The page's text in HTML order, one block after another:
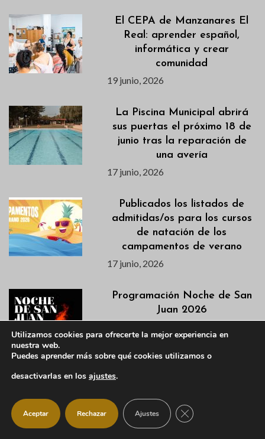
El CEPA de Manzanares El
Real: aprender español,
informática y crear
comunidad
19 junio, 2026
La Piscina Municipal abrirá
sus puertas el próximo 18 de
junio tras la reparación de
una avería
17 junio, 2026
Publicados los listados de
admitidas/os para los cursos
de natación de los
campamentos de verano
17 junio, 2026
Programación Noche de San
Juan 2026
verano
17 junio, 2026
Utilizamos cookies para ofrecerte la mejor experiencia en
nuestra web.
Puedes aprender más sobre qué cookies utilizamos o
desactivarlas en los ajustes.
Aceptar Rechazar Ajustes CERRAR EL